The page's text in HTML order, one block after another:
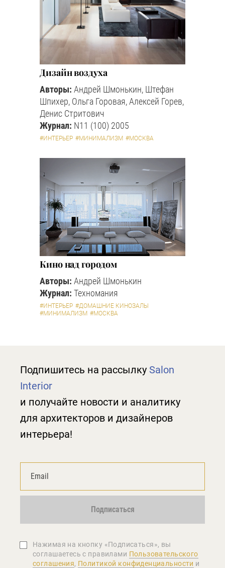
Дизайн воздуха
Авторы: Андрей Шмонькин, Штефан
Шпихер, Ольга Горовая, Алексей Горев,
Денис Стритович
Журнал: N11 (100) 2005
#ИНТЕРЬЕР #МИНИМАЛИЗМ #МОСКВА
Кино над городом
Авторы: Андрей Шмонькин
Журнал: Техномания
#ИНТЕРЬЕР #ДОМАШНИЕ КИНОЗАЛЫ
#МИНИМАЛИЗМ #МОСКВА
Подпишитесь на рассылку Salon
Interior
и получайте новости и аналитику
для архитекторов и дизайнеров
интерьера!
Подписаться
Нажимая на кнопку «Подписаться», вы
соглашаетеcь с правилами Пользовательского
соглашения, Политикой конфиденциальности и